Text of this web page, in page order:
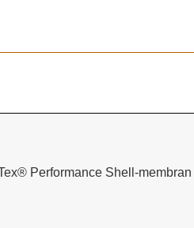
Performance Shell-